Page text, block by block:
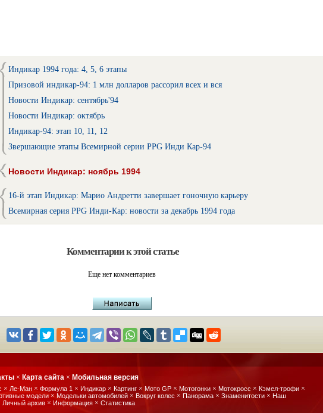
Индикар 1994 года: 4, 5, 6 этапы
Призовой индикар-94: 1 млн долларов рассорил всех и вся
Новости Индикар: сентябрь'94
Новости Индикар: октябрь
Индикар-94: этап 10, 11, 12
Звершающие этапы Всемирной серии PPG Инди Кар-94
Новости Индикар: ноябрь 1994
16-й этап Индикар: Марио Андретти завершает гоночную карьеру
Всемирная серия PPG Инди-Кар: новости за декабрь 1994 года
Комментарии к этой статье
Еще нет комментариев
× Карта сайта × Мобильная версия
× Ле-Ман × Формула 1 × Индикар × Картинг × Мото GP × Мотогонки × Мотокросс × Кэмел-трофи ×
модели × Модельки автомобилей × Вокруг колес × Панорама × Знаменитости × Наш
Личный архив × Информация × Статистика